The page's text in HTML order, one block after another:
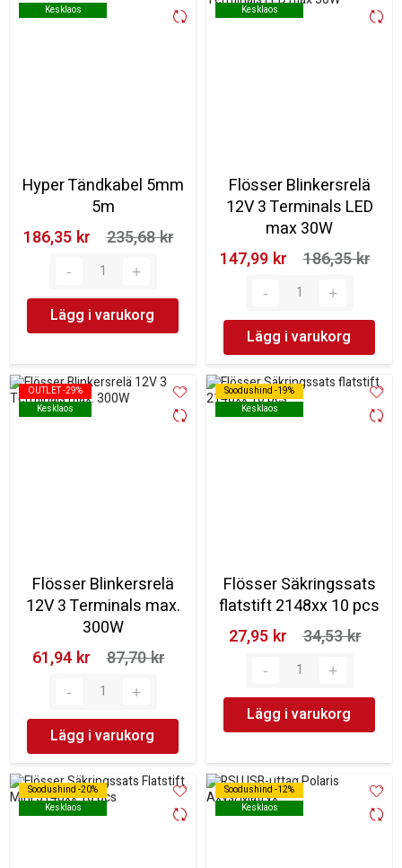
Kesklaos
Kesklaos
Hyper Tändkabel 5mm
5m
186,35 kr‎
235,68 kr‎
Lägg i varukorg
Kesklaos
Kesklaos
Flösser Blinkersrelä
12V 3 Terminals LED
max 30W
147,99 kr‎
186,35 kr‎
Lägg i varukorg
OUTLET -29%
Kesklaos
OUTLET -29%
Kesklaos
Flösser Blinkersrelä
12V 3 Terminals max.
300W
61,94 kr‎
87,70 kr‎
Lägg i varukorg
Soodushind -19%
Kesklaos
Soodushind -19%
Kesklaos
Flösser Säkringssats
flatstift 2148xx 10 pcs
27,95 kr‎
34,53 kr‎
Lägg i varukorg
Soodushind -20%
Kesklaos
Soodushind -20%
Kesklaos
Soodushind -12%
Kesklaos
Soodushind -12%
Kesklaos